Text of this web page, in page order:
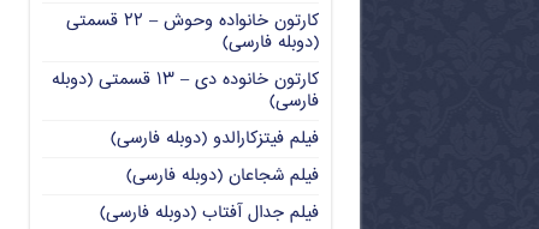
کارتون خانواده وحوش – ۲۲ قسمتی
(دوبله فارسی)
کارتون خانوده دی – ۱۳ قسمتی (دوبله
فارسی)
فیلم فیتزکارالدو (دوبله فارسی)
فیلم شجاعان (دوبله فارسی)
فیلم جدال آفتاب (دوبله فارسی)